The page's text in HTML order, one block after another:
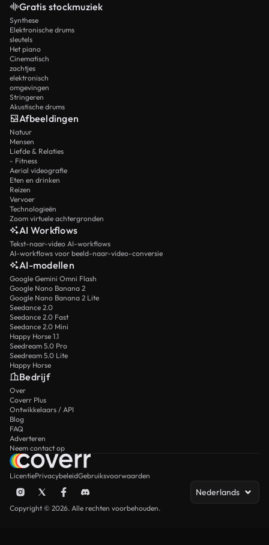
Gratis stockmuziek
Synthese
Elektronische drums
sleutels
Het piano
Cinematisch
zachtjes
elektronisch
omgevingen
Stringeren
Akustische drums
Afbeeldingen
Natuur
Mensen
Liefde & Relaties
- Fitness
Aerial videografie
Eten en drinken
Reizen
Vervoer
Technologieën
Zoom virtuele achtergronden
AI Workflows
Tekst-naar-video AI-workflows
AI-workflows voor beeld-naar-video-conversie
AI-modellen
Google Gemini Omni Flash
Google Nano Banana 2
Google Nano Banana 2 Lite
Seedance 2.0
Seedance 2.0 Fast
Seedance 2.0 Mini
Happy Horse 1.1
Seedream 5.0 Pro
Seedream 5.0 Lite
Happy Horse
Bedrijf
Over
Coverr Plus
Ontwikkelaars / API
Blog
FAQ
Adverteren
Neem contact op
LicentiePrivacybeleidGebruiksvoorwaarden
Nederlands
Copyright © 2026. Alle rechten voorbehouden.